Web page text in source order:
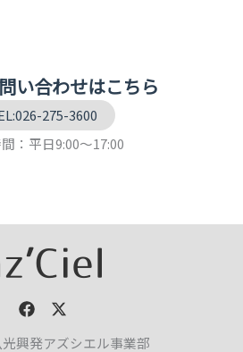
い合わせはこちら
275-3600
：平日9:00～17:00
興発アズシエル事業部